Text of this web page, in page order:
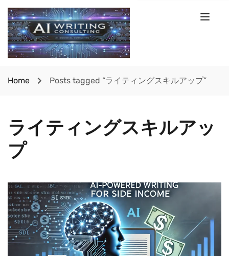
Home Posts tagged “ライティングスキルアップ”
ライティングスキルアッ
プ